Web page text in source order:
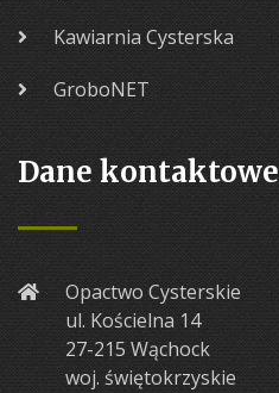
Kawiarnia Cysterska
GroboNET
Dane kontaktowe
Opactwo Cysterskie
ul. Kościelna 14
27-215 Wąchock
woj. świętokrzyskie